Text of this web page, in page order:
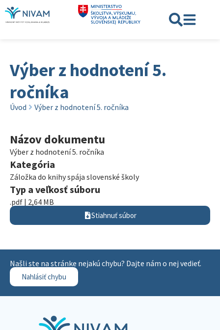
Výber z hodnotení 5.
ročníka
Úvod Výber z hodnotení 5. ročníka
Názov dokumentu
Výber z hodnotení 5. ročníka
Kategória
Záložka do knihy spája slovenské školy
Typ a veľkosť súboru
.pdf | 2,64 MB
Stiahnuť súbor
Našli ste na stránke nejakú chybu? Dajte nám o nej vedieť.
Nahlásiť chybu